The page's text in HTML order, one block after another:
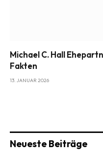
Michael C. Hall
Fakten
13. JANUAR 2026
Neueste Beiträge